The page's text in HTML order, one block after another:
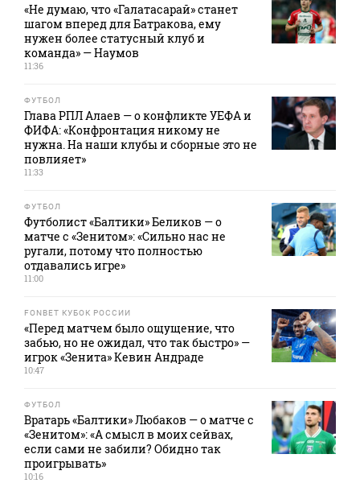
«Не думаю, что «Галатасарай» станет
шагом вперед для Батракова, ему
нужен более статусный клуб и
команда» — Наумов
11:36
ФУТБОЛ
Глава РПЛ Алаев — о конфликте УЕФА и
ФИФА: «Конфронтация никому не
нужна. На наши клубы и сборные это не
повлияет»
11:33
ФУТБОЛ
Футболист «Балтики» Беликов — о
матче с «Зенитом»: «Сильно нас не
ругали, потому что полностью
отдавались игре»
11:00
FONBET КУБОК РОССИИ
«Перед матчем было ощущение, что
забью, но не ожидал, что так быстро» —
игрок «Зенита» Кевин Андраде
10:47
ФУТБОЛ
Вратарь «Балтики» Любаков — о матче с
«Зенитом»: «А смысл в моих сейвах,
если сами не забили? Обидно так
проигрывать»
10:16